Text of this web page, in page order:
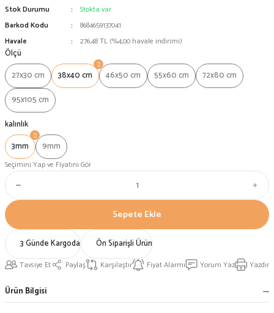
Stok Durumu
Stokta var
Barkod Kodu
8684659137041
Havale
276,48 TL (%4,00 havale indirimi)
Ölçü
27x30 cm
38x40 cm 46x50 cm 55x60 cm
72x80 cm
95x105 cm
kalınlık
3mm
9mm
Seçimini Yap ve Fiyatını Gör
Sepete Ekle
3 Günde Kargoda Ön Siparişli Ürün
Tavsiye Et Paylaş Karşılaştır Fiyat Alarmı Yorum Yaz Yazdır
Ürün Bilgisi